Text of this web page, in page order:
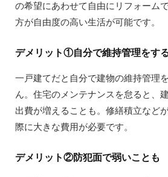
の希望にあわせて自由にリフォーム
方が自由度の高い生活が可能です。
デメリット①自分で維持管理をす
一戸建てだと自分で建物の維持管理
ん。住宅のメンテナンスを怠ると、
出費が増えることも。修繕積立など
際に大きな費用が必要です。
デメリット②防犯面で弱いことも